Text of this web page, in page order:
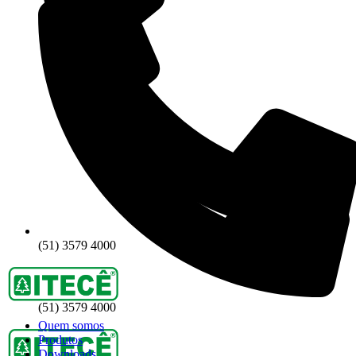
(51) 3579 4000
(51) 3579 4000
Quem somos
Produtos